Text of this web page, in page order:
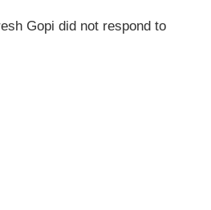
Gopi did not respond to